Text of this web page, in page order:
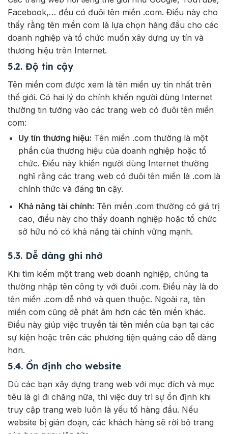
Facebook,… đều có đuôi tên miền .com. Điều này cho
thấy rằng tên miền com là lựa chọn hàng đầu cho các
doanh nghiệp và tổ chức muốn xây dựng uy tín và
thương hiệu trên Internet.
5.2. Độ tin cậy
Tên miền com được xem là tên miền uy tín nhất trên
thế giới. Có hai lý do chính khiến người dùng Internet
thường tin tưởng vào các trang web có đuôi tên miền
com:
Uy tín thương hiệu: Tên miền .com thường là một
phần của thương hiệu của doanh nghiệp hoặc tổ
chức. Điều này khiến người dùng Internet thường
nghĩ rằng các trang web có đuôi tên miền là .com là
chính thức và đáng tin cậy.
Khả năng tài chính: Tên miền .com thường có giá trị
cao, điều này cho thấy doanh nghiệp hoặc tổ chức
sở hữu nó có khả năng tài chính vững mạnh.
5.3. Dễ dàng ghi nhớ
Khi tìm kiếm một trang web doanh nghiệp, chúng ta
thường nhập tên công ty với đuôi .com. Điều này là do
tên miền .com dễ nhớ và quen thuộc. Ngoài ra, tên
miền com cũng dễ phát âm hơn các tên miền khác.
Điều này giúp việc truyền tải tên miền của bạn tại các
sự kiện hoặc trên các phương tiện quảng cáo dễ dàng
hơn.
5.4. Ổn định cho website
Dù các bạn xây dựng trang web với mục đích và mục
tiêu là gì đi chăng nữa, thì việc duy trì sự ổn định khi
truy cập trang web luôn là yếu tố hàng đầu. Nếu
website bị gián đoạn, các khách hàng sẽ rời bỏ trang